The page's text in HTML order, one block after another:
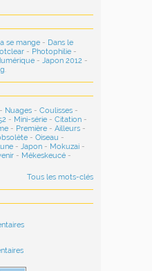
se mange - Dans le
- Photophilie -
-Japon 2012 -
.
- Nuages -Coulisses -
- Mini-série -Citation -
- Première -Ailleurs -
-Oiseau -
-Japon - Mokuzai -
- Mékeskeucé -
Tous les mots-clés